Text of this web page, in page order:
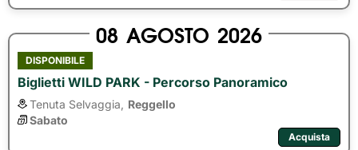
08 AGOSTO 2026
DISPONIBILE
Biglietti WILD PARK - Percorso Panoramico
Tenuta Selvaggia,
Reggello
Sabato
Acquista